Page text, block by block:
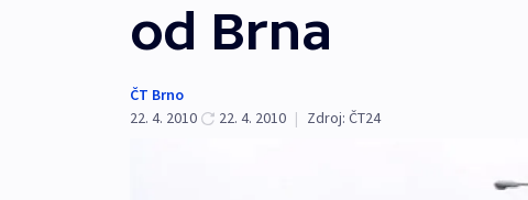
od Brna
ČT Brno
22. 4. 2010
22. 4. 2010 | Zdroj: ČT24